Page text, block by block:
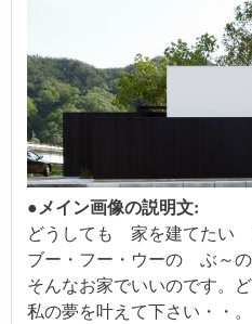
●メイン画像の説明文:
どうしても 家を建てたい
ブー・フー・ウーの ぶ～
そんなお家でいいのです。
私の夢を叶えて下さい・・。